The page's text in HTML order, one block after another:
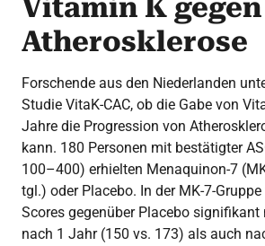
Vitamin K gegen
Atherosklerose
Forschende aus den Niederlanden
Studie VitaK-CAC, ob die Gabe von
Jahre die Progression von
kann. 180 Personen mit bestätigter
100–400) erhielten Menaquinon-7
tgl.) oder Placebo. In der MK-7-Gruppe
Scores gegenüber Placebo
nach 1 Jahr (150 vs. 173) als auch